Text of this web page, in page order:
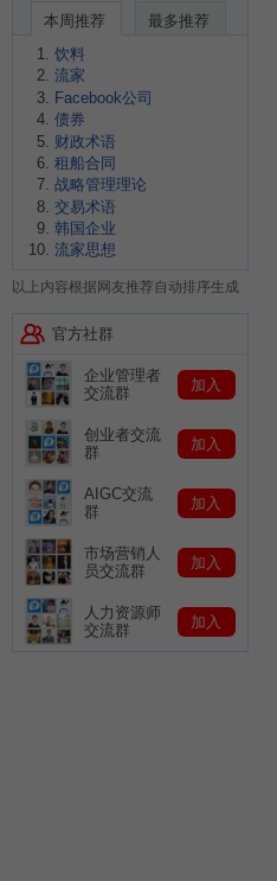
本周推荐
最多推荐
饮料
流家
Facebook公司
债券
财政术语
租船合同
战略管理理论
交易术语
韩国企业
流家思想
以上内容根据网友推荐自动排序生成
官方社群
企业管理者
交流群
加入
创业者交流
群
加入
AIGC交流
群
加入
市场营销人
员交流群
加入
人力资源师
交流群
加入